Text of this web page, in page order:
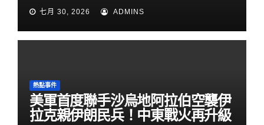
七月 30, 2026 ADMINS
熱點事件
美軍首度聯手沙烏地阿拉伯空襲伊
拉克親伊朗民兵！中東戰火再升級